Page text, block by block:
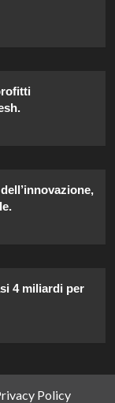
4 miliardi per
Policy